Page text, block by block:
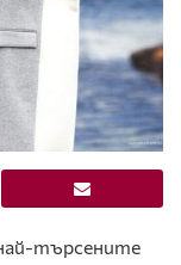
търсените